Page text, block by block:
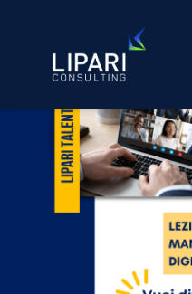
Lipari Talent Lab 2022